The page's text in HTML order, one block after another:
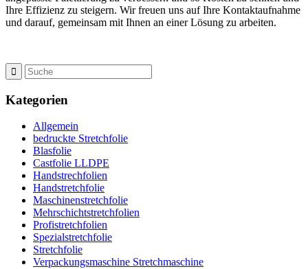
Ihre Effizienz zu steigern. Wir freuen uns auf Ihre Kontaktaufnahme
und darauf, gemeinsam mit Ihnen an einer Lösung zu arbeiten.
Kategorien
Allgemein
bedruckte Stretchfolie
Blasfolie
Castfolie LLDPE
Handstrechfolien
Handstretchfolie
Maschinenstretchfolie
Mehrschichtstretchfolien
Profistretchfolien
Spezialstretchfolie
Stretchfolie
Verpackungsmaschine Stretchmaschine